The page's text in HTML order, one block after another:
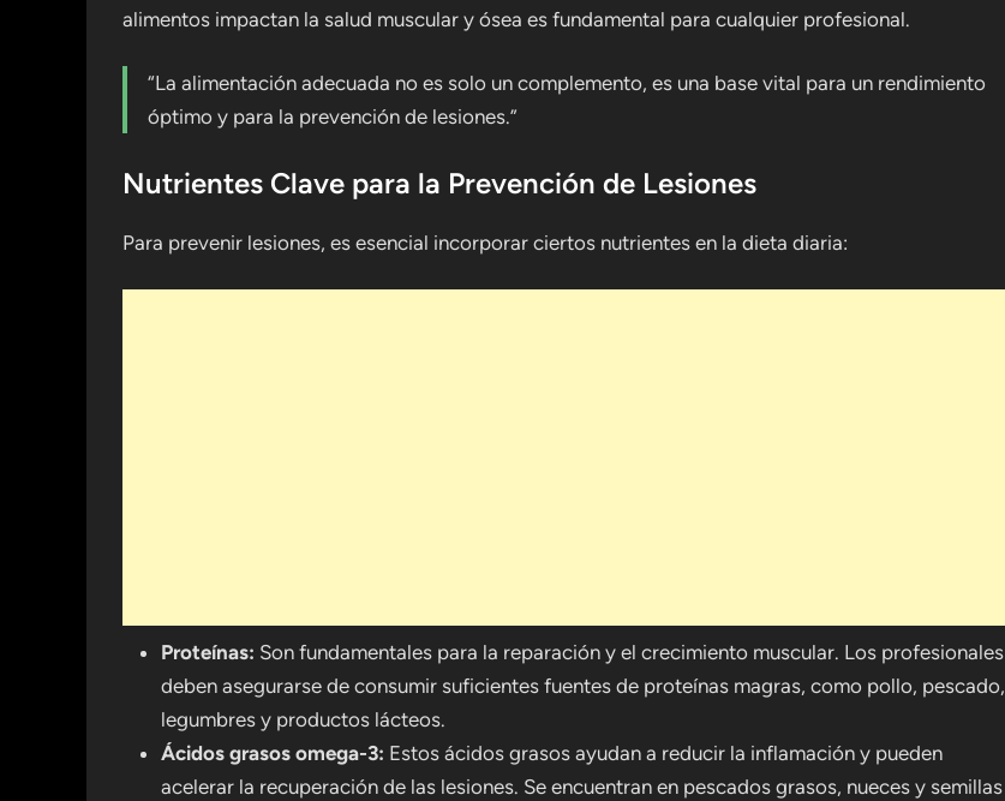
alimentos impactan la salud muscular y ósea es fundamental para cualquier profesional.
“La alimentación adecuada no es solo un complemento, es una base vital para un rendimiento
óptimo y para la prevención de lesiones.”
Nutrientes Clave para la Prevención de Lesiones
Para prevenir lesiones, es esencial incorporar ciertos nutrientes en la dieta diaria:
Proteínas: Son fundamentales para la reparación y el crecimiento muscular. Los profesionales
deben asegurarse de consumir suficientes fuentes de proteínas magras, como pollo, pescado,
legumbres y productos lácteos.
Ácidos grasos omega-3: Estos ácidos grasos ayudan a reducir la inflamación y pueden
acelerar la recuperación de las lesiones. Se encuentran en pescados grasos, nueces y semillas